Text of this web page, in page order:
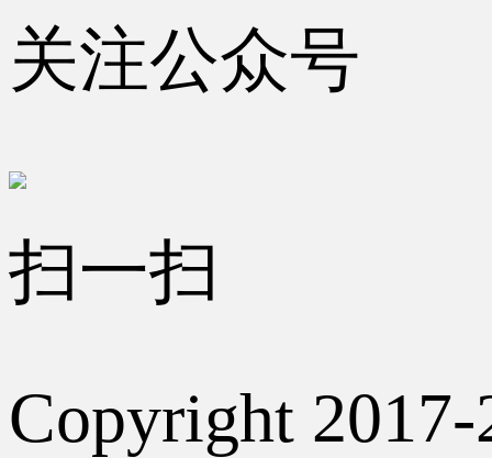
关注公众号
扫一扫
Copyright